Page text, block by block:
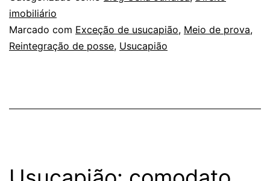
imobiliário
Marcado com Exceção de usucapião, Meio de prova,
Reintegração de posse, Usucapião